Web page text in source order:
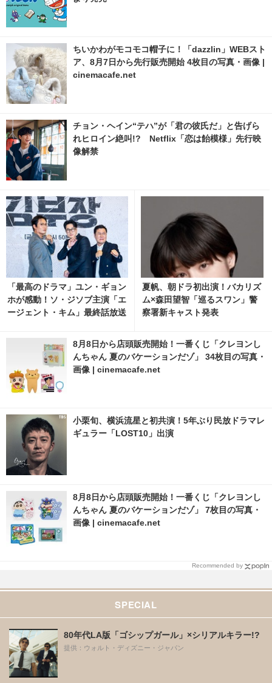
ちいかわがモコモコ帽子に！「dazzlin」WEBスト
ア、8月7日から先行販売開始 4枚目の写真・画像 |
cinemacafe.net
チョン・ヘイン“テハ”が「君の彼氏だ」と告げら
れヒロイン絶叫!? Netflix「恋は飴模様」先行映
像解禁
「最高のドラマ」ユン・ギョン
ホが感動！ソ・ジソブ主演「エ
ージェント・キム」最終話放送
夏帆、朝ドラ初出演！バカリズ
ム×森田望智「巡るスワン」警
察署新キャスト発表
8月8日から店頭販売開始！一番くじ「クレヨンし
んちゃん 夏のバケーションだゾ」 34枚目の写真・
画像 | cinemacafe.net
小栗旬、横浜流星と初共演！5年ぶり民放ドラマレ
ギュラー「LOST10」出演
8月8日から店頭販売開始！一番くじ「クレヨンし
んちゃん 夏のバケーションだゾ」 7枚目の写真・
画像 | cinemacafe.net
Recommended by
SPECIAL
80年代LA版「ゴシップガール」×シリアルキラー!?
提供：ウォルト・ディズニー・ジャパン